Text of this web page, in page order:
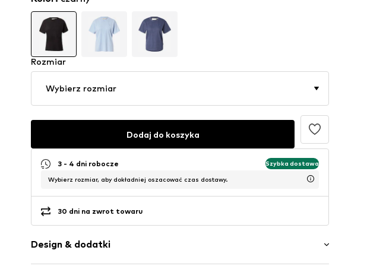
Rozmiar
Wybierz rozmiar
Dodaj do koszyka
3 - 4 dni robocze Szybka dostawa
Wybierz rozmiar, aby dokładniej oszacować czas dostawy.
30 dni na zwrot towaru
Design & dodatki